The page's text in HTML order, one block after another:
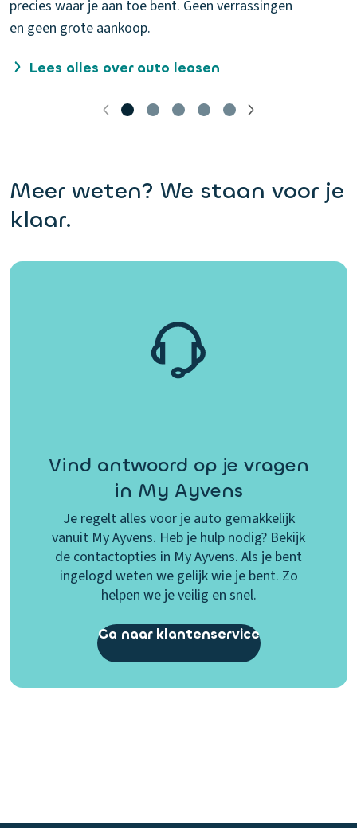
precies waar je aan toe bent. Geen verrassingen
en geen grote aankoop.
Lees alles over auto leasen
Meer weten? We staan voor je
klaar.
Vind antwoord op je vragen
in My Ayvens
Je regelt alles voor je auto gemakkelijk
vanuit My Ayvens. Heb je hulp nodig? Bekijk
de contactopties in My Ayvens. Als je bent
ingelogd weten we gelijk wie je bent. Zo
helpen we je veilig en snel.
Ga naar klantenservice